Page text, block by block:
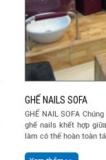
GHẾ NAILS SOFA
GHẾ NAIL SOFA
ghế nails khết hợp
làm có thể hoàn toàn